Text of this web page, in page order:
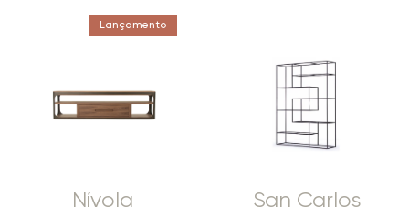
Lançamento
Nívola San Carlos